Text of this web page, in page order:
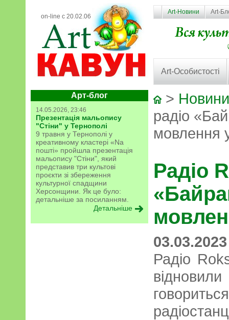
on-line с 20.02.06
Art-Новини Art-
Art-Особистості
Арт-блог
14.05.2026, 23:46
Презентація мальопису
"Стіни" у Тернополі
9 травня у Тернополі у
креативному кластері «Na
пошті» пройшла презентація
мальопису "Стіни", який
представив три культові
проєкти зі збереження
культурної спадщини
Херсонщини. Як це було:
детальніше за посиланням.
Детальніше
>
радіо
мовлення
Радіо
Радіо